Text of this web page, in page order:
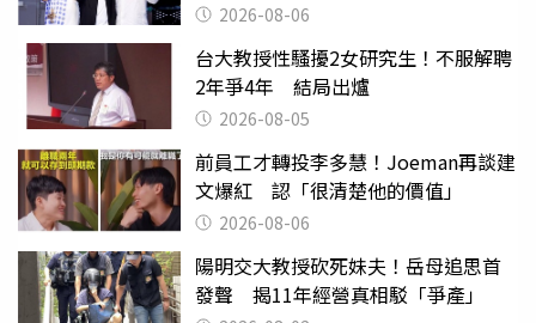
2026-08-06
台大教授性騷擾2女研究生！不服解聘
2年爭4年 結局出爐
2026-08-05
前員工才轉投李多慧！Joeman再談建
文爆紅 認「很清楚他的價值」
2026-08-06
陽明交大教授砍死妹夫！岳母追思首
發聲 揭11年經營真相駁「爭產」